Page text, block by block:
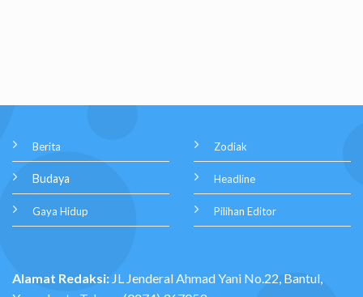
Berita
Budaya
Gaya Hidup
Zodiak
Headline
Pilihan Editor
Alamat Redaksi: JL Jenderal Ahmad Yani No.22, Bantul,